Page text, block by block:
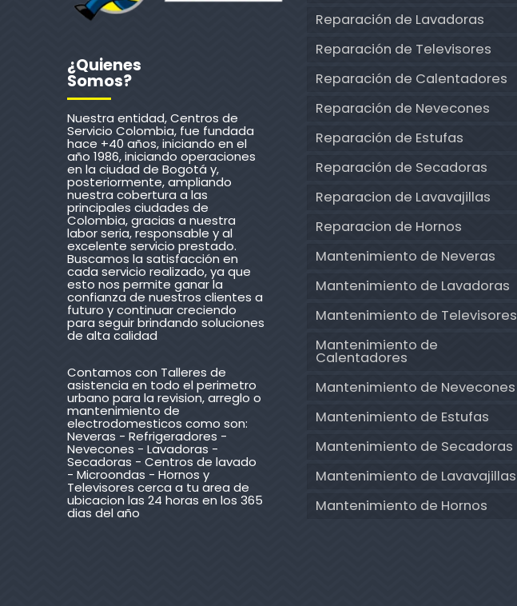
¿Quienes
Somos?
Nuestra entidad, Centros de
Servicio Colombia, fue fundada
hace +40 años, iniciando en el
año 1986, iniciando operaciones
en la ciudad de Bogotá y,
posteriormente, ampliando
nuestra cobertura a las
principales ciudades de
Colombia, gracias a nuestra
labor seria, responsable y al
excelente servicio prestado.
Buscamos la satisfacción en
cada servicio realizado, ya que
esto nos permite ganar la
confianza de nuestros clientes a
futuro y continuar creciendo
para seguir brindando soluciones
de alta calidad
Contamos con Talleres de
asistencia en todo el perimetro
urbano para la revision, arreglo o
mantenimiento de
electrodomesticos como son:
Neveras - Refrigeradores -
Nevecones - Lavadoras -
Secadoras - Centros de lavado
- Microondas - Hornos y
Televisores cerca a tu area de
ubicacion las 24 horas en los 365
dias del año
Reparación de Lavadoras
Reparación de Televisores
Reparación de Calentadores
Reparación de Nevecones
Reparación de Estufas
Reparación de Secadoras
Reparacion de Lavavajillas
Reparacion de Hornos
Mantenimiento de Neveras
Mantenimiento de Lavadoras
Mantenimiento de Televisores
Mantenimiento de
Calentadores
Mantenimiento de Nevecones
Mantenimiento de Estufas
Mantenimiento de Secadoras
Mantenimiento de Lavavajillas
Mantenimiento de Hornos